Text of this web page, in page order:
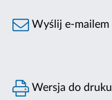
Wyślij e-mailem
Wersja do druku